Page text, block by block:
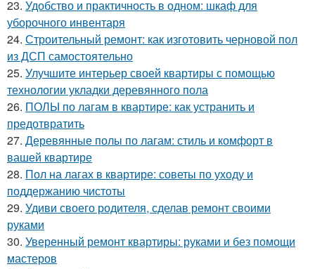
23. Удобство и практичность в одном: шкаф для
уборочного инвентаря
24. Строительный ремонт: как изготовить черновой пол
из ДСП самостоятельно
25. Улучшите интерьер своей квартиры с помощью
технологии укладки деревянного пола
26. ПОЛЫ по лагам в квартире: как устранить и
предотвратить
27. Деревянные полы по лагам: стиль и комфорт в
вашей квартире
28. Пол на лагах в квартире: советы по уходу и
поддержанию чистоты
29. Удиви своего родителя, сделав ремонт своими
руками
30. Уверенный ремонт квартиры: руками и без помощи
мастеров